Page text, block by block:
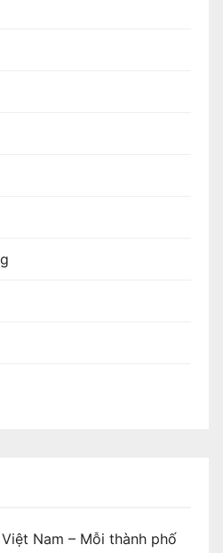
Nam – Mỗi thành phố